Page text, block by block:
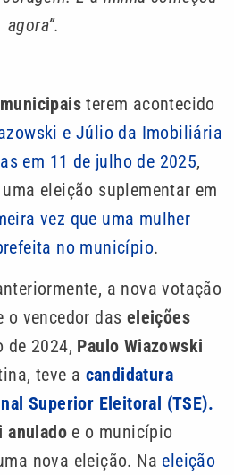
agora”.
terem acontecido
e Júlio da Imobiliária
em 11 de julho de 2025,
eleição suplementar em
vez que uma mulher
no município.
a nova votação
o vencedor das eleições
de 2024, Paulo Wiazowski
teve a candidatura
Superior Eleitoral (TSE).
anulado e o município
nova eleição. Na eleição